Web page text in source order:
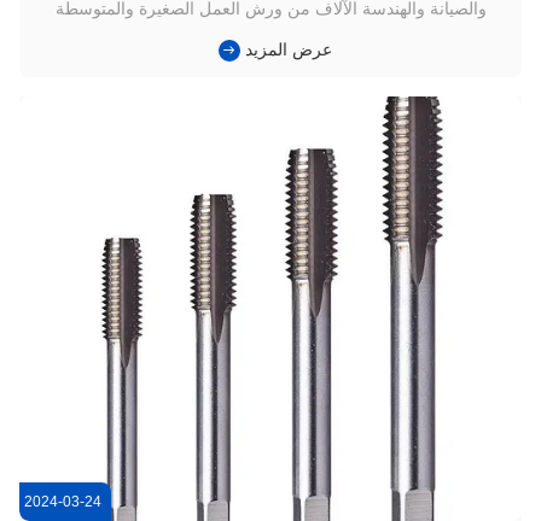
والصيانة والهندسة الآلاف من ورش العمل الصغيرة والمتوسطة
الكربونيأجزاء من الفولاذ اللاسلكي والفولاذ المقاوم للصدأ. لسنوات،
عرض المزيد
2024-03-24